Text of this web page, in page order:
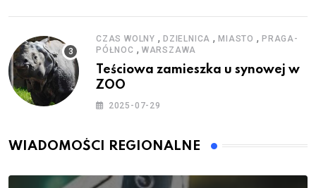
CZAS WOLNY , DZIELNICA ,MIASTO ,PRAGA-
PÓŁNOC , WARSZAWA
Teściowa zamieszka u synowej w
ZOO
2025-07-29
WIADOMOŚCI REGIONALNE